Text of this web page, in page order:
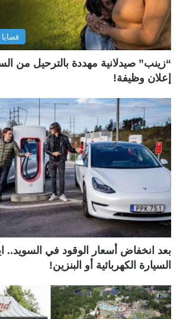
قضايا
“زينب” صيدلانية مهددة بالترحيل من
إعلان وظيفة!
بعد انخفاض أسعار الوقود في السويد..
السيارة الكهربائية أو البنزين!